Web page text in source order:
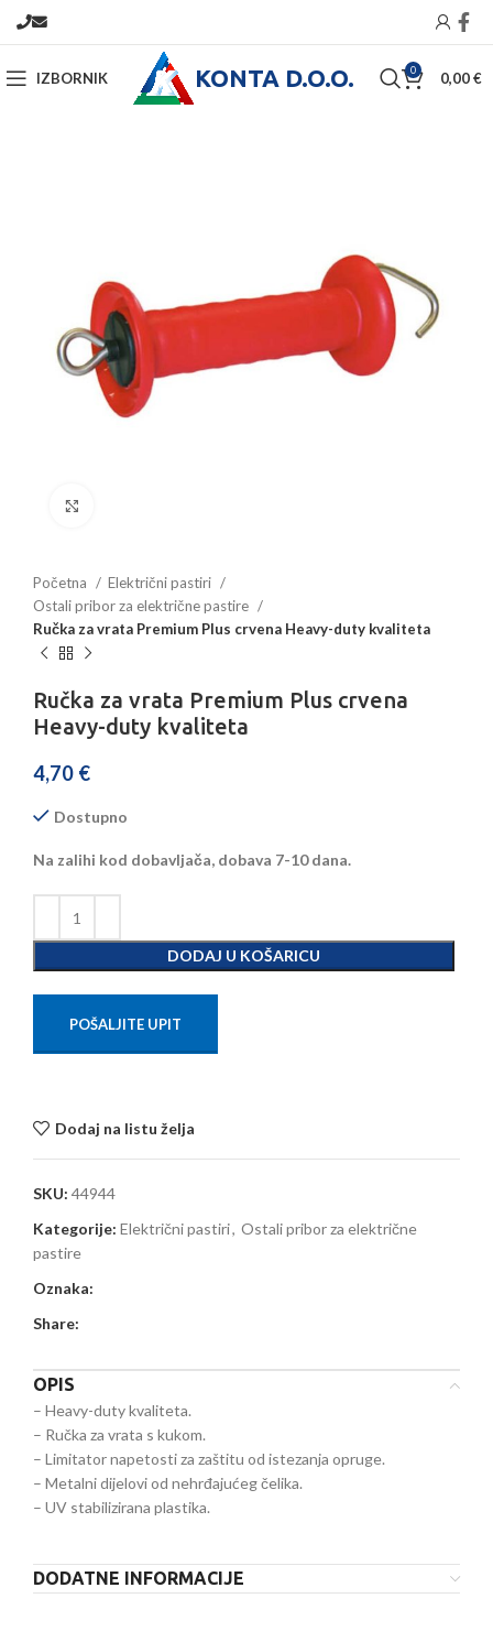
IZBORNIK KONTA D.O.O. 0 0,00€
Početna
Električni pastiri
Ostali pribor za električne pastire
Ručka za vrata Premium Plus crvena Heavy-duty kvaliteta
Ručka za vrata Premium Plus crvena
Heavy-duty kvaliteta
4,70 €
Dostupno
Na zalihi kod dobavljača, dobava 7-10 dana.
DODAJ U KOŠARICU
POŠALJITE UPIT
Dodaj na listu želja
SKU: 44944
Kategorije: Električni pastiri, Ostali pribor za električne
pastire
Oznaka:
Share:
OPIS
– Heavy-duty kvaliteta.
– Ručka za vrata s kukom.
– Limitator napetosti za zaštitu od istezanja opruge.
– Metalni dijelovi od nehrđajućeg čelika.
– UV stabilizirana plastika.
DODATNE INFORMACIJE